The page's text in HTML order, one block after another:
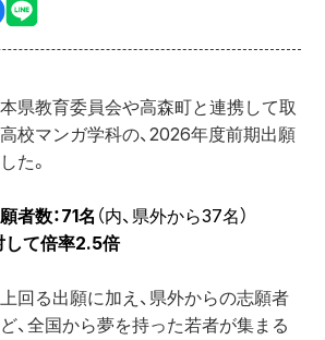
県教育委員会や高森町と連携して取
校マンガ学科の、2026年度前期出願
た。
者数：71名 （内、県外から37名）
て倍率2.5倍
回る出願に加え、県外からの志願者
、全国から夢を持った若者が集まる